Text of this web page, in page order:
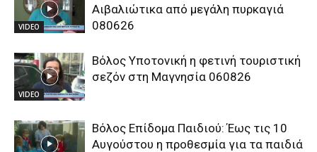
VIDEO
Αιβαλιώτικα από μεγάλη πυρκαγιά
080626
VIDEO
Βόλος Υποτονική η φετινή τουριστική
σεζόν στη Μαγνησία 060826
Βόλος Επίδομα Παιδιού: Έως τις 10
Αυγούστου η προθεσμία για τα παιδιά